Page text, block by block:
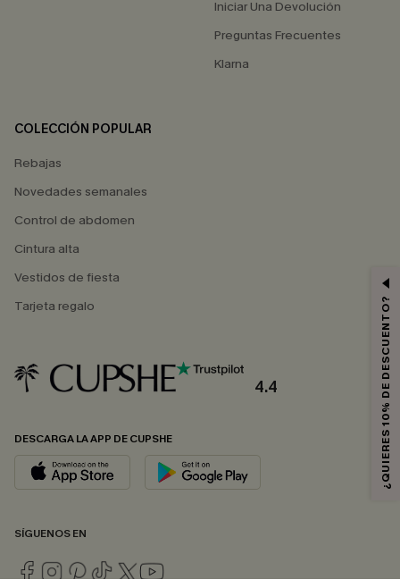
Iniciar Una Devolución
Preguntas Frecuentes
Klarna
COLECCIÓN POPULAR
Rebajas
Novedades semanales
Control de abdomen
Cintura alta
Vestidos de fiesta
Tarjeta regalo
4.4
DESCARGA LA APP DE CUPSHE
SÍGUENOS EN
¿QUIERES 10% DE DESCUENTO?